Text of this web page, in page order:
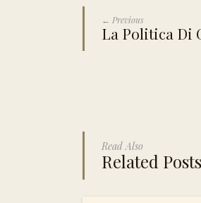
← Previous
La Politica Di
Read Also
Related Posts